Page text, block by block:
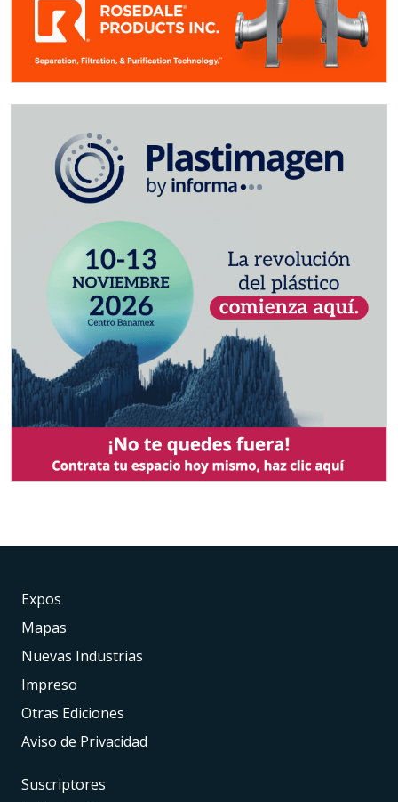
Expos
Mapas
Nuevas Industrias
Impreso
Otras Ediciones
Aviso de Privacidad
Suscriptores